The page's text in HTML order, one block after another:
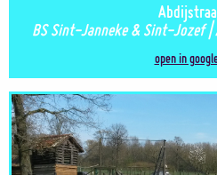
BS Sint-Janneke & Sint-Jozef
open in